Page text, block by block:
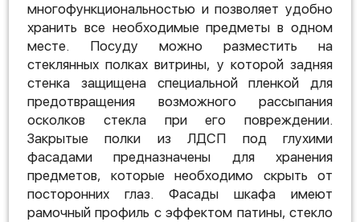
многофункциональностью и позволяет удобно
хранить все необходимые предметы в одном
месте. Посуду можно разместить на
стеклянных полках витрины, у которой задняя
стенка защищена специальной пленкой для
предотвращения возможного рассыпания
осколков стекла при его повреждении.
Закрытые полки из ЛДСП под глухими
фасадами предназначены для хранения
предметов, которые необходимо скрыть от
посторонних глаз. Фасады шкафа имеют
рамочный профиль с эффектом патины, стекло